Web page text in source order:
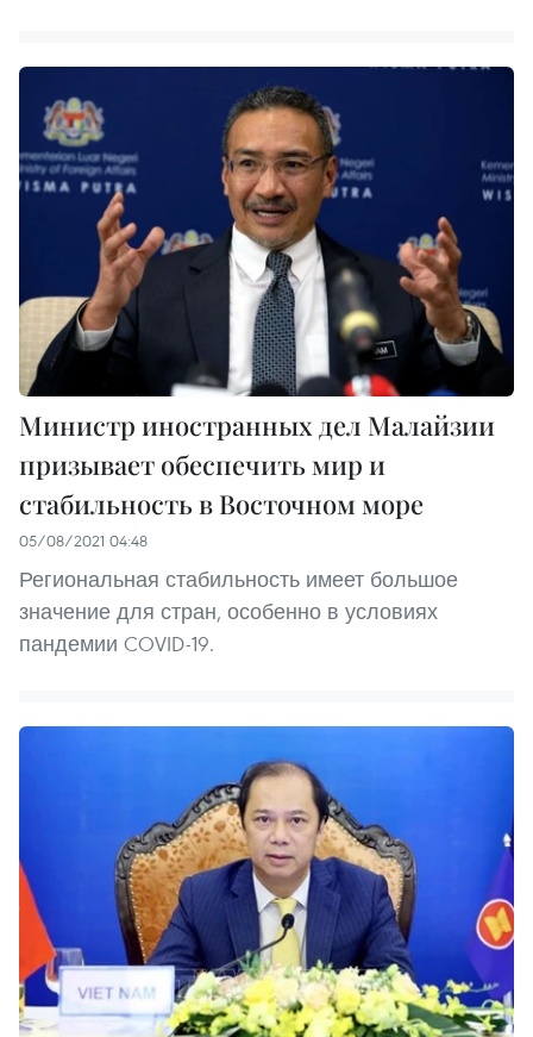
Министр иностранных дел Малайзии
призывает обеспечить мир и
стабильность в Восточном море
05/08/2021 04:48
Региональная стабильность имеет большое
значение для стран, особенно в условиях
пандемии COVID-19.